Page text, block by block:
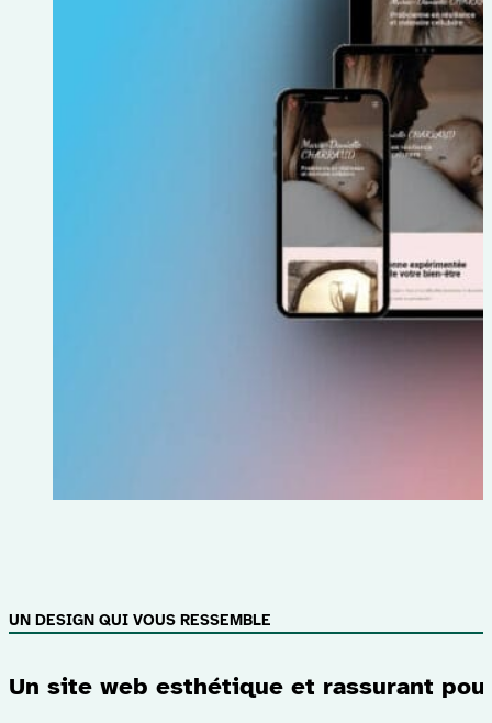
Un site web esthétique et rassurant
UN DESIGN QUI VOUS RESSEMBLE